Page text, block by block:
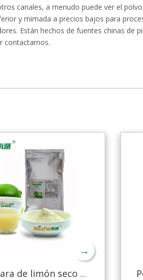
canales, a menudo puede ver el
y mimada a precios bajos para
Están hechos de fuentes chinas
contactarnos.
→
Polvo de cáscara de limón seco a granel